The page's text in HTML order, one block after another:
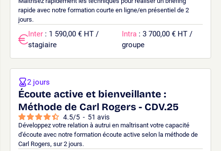
rapide avec notre formation courte en ligne/en présentiel de 2
jours.
Inter : 1 590,00 € HT /
stagiaire
Intra : 3 700,00 € HT /
groupe
Écoute active et bienveillante :
Méthode de Carl Rogers - CDV.25
4.5/5 - 51 avis
Développez votre relation à autrui en maîtrisant votre capacité
d'écoute avec notre formation écoute active selon la méthode de
Carl Rogers, sur 2 jours.
2 jours